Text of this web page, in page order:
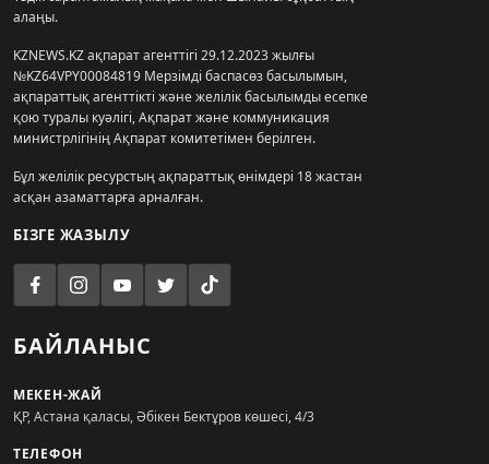
алаңы.
KZNEWS.KZ ақпарат агенттігі 29.12.2023 жылғы
№KZ64VPY00084819 Мерзімді баспасөз басылымын,
ақпараттық агенттікті және желілік басылымды есепке
қою туралы куәлігі, Ақпарат және коммуникация
министрлігінің Ақпарат комитетімен берілген.
Бұл желілік ресурстың ақпараттық өнімдері 18 жастан
асқан азаматтарға арналған.
БІЗГЕ ЖАЗЫЛУ
БАЙЛАНЫС
МЕКЕН-ЖАЙ
ҚР, Астана қаласы, Әбікен Бектұров көшесі, 4/3
ТЕЛЕФОН